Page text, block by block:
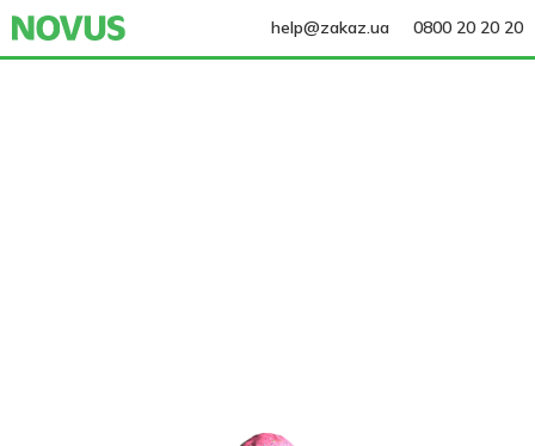
help@zakaz.ua 0800 20 20 20